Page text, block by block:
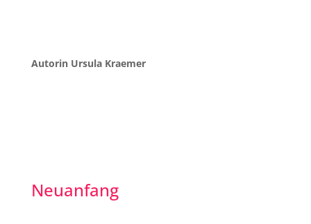
Autorin Ursula Kraemer
Neuanfang